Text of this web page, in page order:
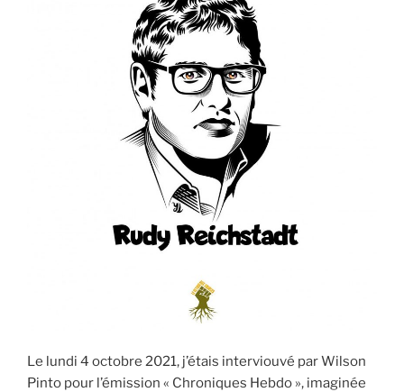
Le lundi 4 octobre 2021, j’étais interviouvé par Wilson
Pinto pour l’émission « Chroniques Hebdo », imaginée